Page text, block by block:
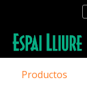
Productos